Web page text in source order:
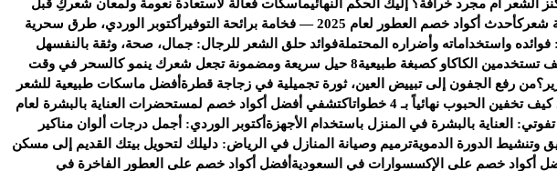
الشعر أم مجرد خرافة؟ إليك الحكم النهائيماسكات فعالة لاستعادة نعومة ولمعان شعركِ قبل
شعركأحدث أكواد خصم العطور لعام 2025 — فخامة برائحة التوفير
أكتوبر الوردي، طرق سحرية
واستخداماته وأضراره المحتملةفوائد حلق الشعر للرجال: جمال، صحة، وثقة بالنفسهل
تستخدمين الكاكاو كصبغة طبيعية
8 حيل سريعة ومضمونة تجعل شعرك ينمو كالسحر في وقت
من رفع الجفون إلى تبييض العين، ثورة تجميلية في زجاجة قطرة أفضل ماسكات طبيعية للشعر
الحبوب نهائياً بـ 4 خطوات
اكتشفي أفضل أكواد خصم لمستحضرات العناية بالبشرة لعام
تفوتي: العناية بالبشرة في المنزل باستخدام الأجهزة أكتوبر الوردي: أجمل درجات ألوان مناكير
وتنشيط الدورة الدمويةترميم وصيانة المنازل في الرياض: دليلك لتحويل بيتك القديم إلى مسكن
أكواد خصم على الإكسسوارات في السعودية أفضل أكواد خصم على العطور الفاخرة في